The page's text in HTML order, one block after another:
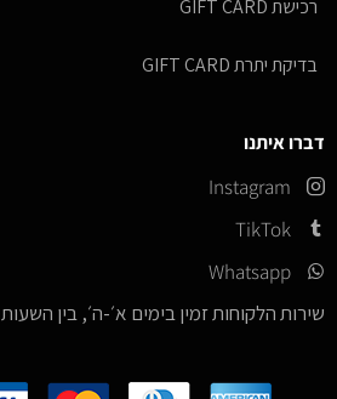
רכישת GIFT CARD
בדיקת יתרת GIFT CARD
דברו איתנו
Instagram
TikTok
Whatsapp
שירות הלקוחות זמין בימים א׳-ה׳, בין השעות 10:00-17:00